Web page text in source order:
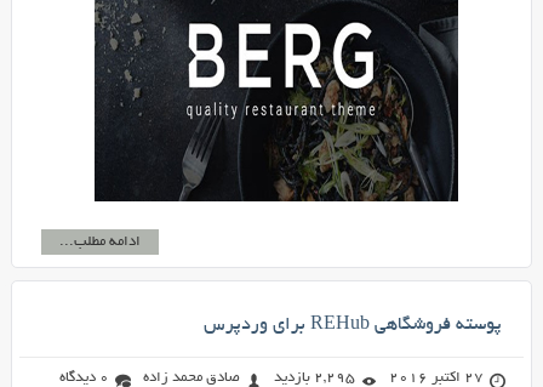
ادامه مطلب...
پوسته فروشگاهی REHub برای وردپرس
27 اکتبر 2016 2,295 بازدید صادق محمد زاده 0 دیدگاه